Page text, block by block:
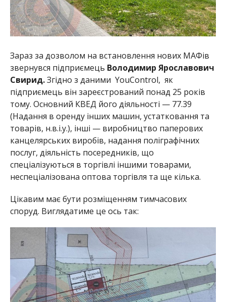
Зараз за дозволом на встановлення нових МАФів
звернувся підприємець Володимир Ярославович
Свирид.Згідно з даними YouControl, як
підприємець він зареєстрований понад 25 років
тому. Основний КВЕД його діяльності — 77.39
(Надання в оренду інших машин, устатковання та
товарів, н.в.і.у.), інші — виробництво паперових
канцелярських виробів, надання поліграфічних
послуг, діяльність посередників, що
спеціалізуються в торгівлі іншими товарами,
неспеціалізована оптова торгівля та ще кілька.
Цікавим має бути розміщенням тимчасових
споруд. Виглядатиме це ось так: